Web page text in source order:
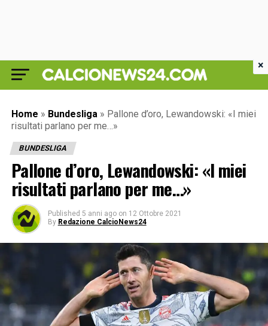
Home » Bundesliga » Pallone d’oro, Lewandowski: «I miei
risultati parlano per me…»
BUNDESLIGA
Pallone d’oro, Lewandowski: «I miei
risultati parlano per me…»
Published 5 anni ago on 12 Ottobre 2021
By Redazione CalcioNews24
×